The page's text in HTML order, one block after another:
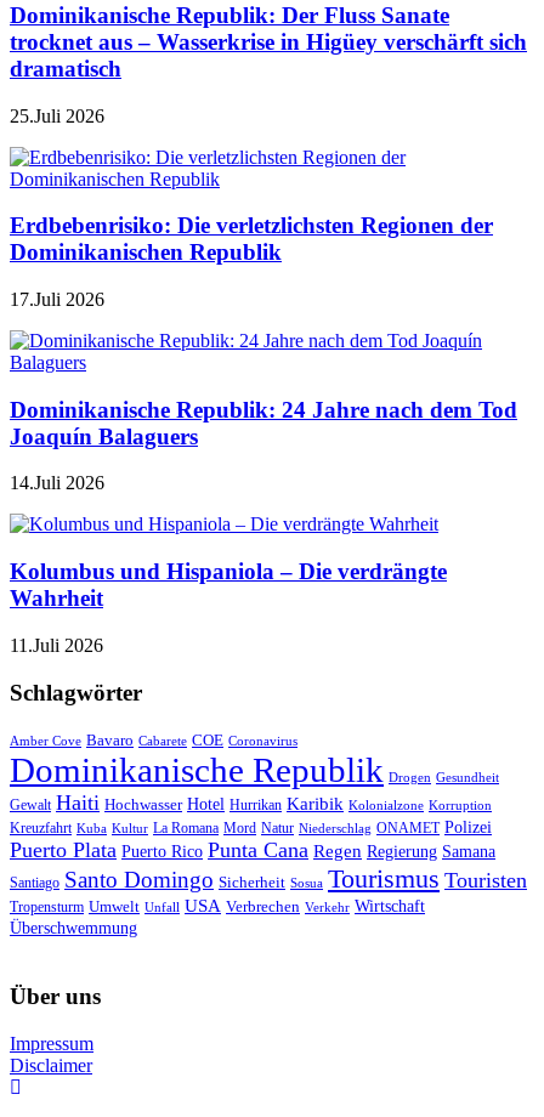
Dominikanische Republik: Der Fluss Sanate
trocknet aus – Wasserkrise in Higüey verschärft sich
dramatisch
25.Juli 2026
Erdbebenrisiko: Die verletzlichsten Regionen der
Dominikanischen Republik
17.Juli 2026
Dominikanische Republik: 24 Jahre nach dem Tod
Joaquín Balaguers
14.Juli 2026
Kolumbus und Hispaniola – Die verdrängte
Wahrheit
11.Juli 2026
Schlagwörter
Amber Cove Bavaro Cabarete COE Coronavirus
Dominikanische Republik Drogen Gesundheit
Gewalt Haiti Hochwasser Hotel Hurrikan Karibik Kolonialzone Korruption
Kreuzfahrt Kuba Kultur La Romana Mord Natur Niederschlag ONAMET Polizei
Puerto Plata Puerto Rico Punta Cana Regen Regierung Samana
Santiago Santo Domingo Sicherheit Sosua Tourismus Touristen
Tropensturm Umwelt Unfall USA Verbrechen Verkehr Wirtschaft
Überschwemmung
Über uns
Impressum
Disclaimer